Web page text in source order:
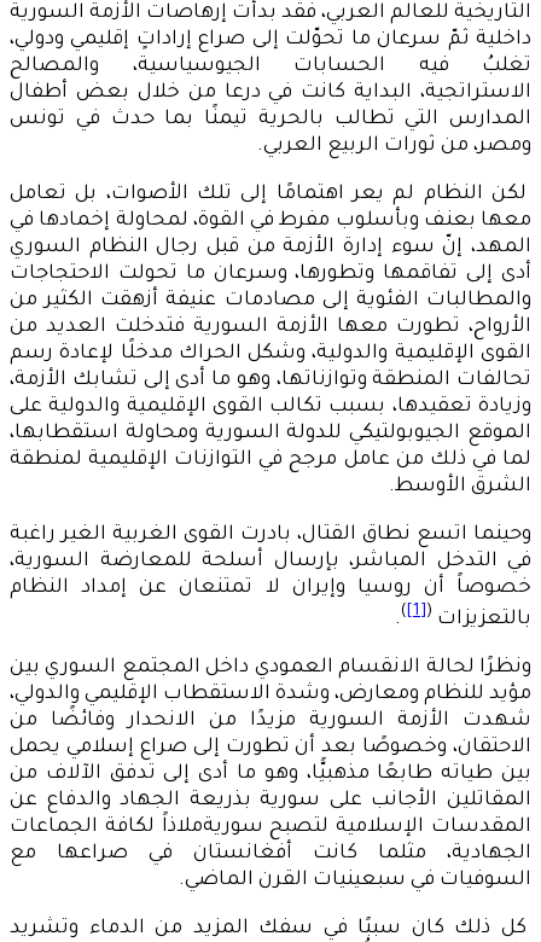
التاريخية للعالم العربي، فقد بدأت إرهاصات الأزمة السورية
داخلية ثمّ سرعان ما تحوّلت إلى صراع إراداتٍ إقليمي ودولي،
تغلبُ فيه الحسابات الجيوسياسية، والمصالح
الاستراتجية، البداية كانت في درعا من خلال بعض أطفال
المدارس التي تطالب بالحرية تيمنًا بما حدث في تونس
ومصر، من ثورات الربيع العربي.
لكن النظام لم يعر اهتمامًا إلى تلك الأصوات، بل تعامل
معها بعنف وبأسلوب مفرط في القوة، لمحاولة إخمادها في
المهد، إنّ سوء إدارة الأزمة من قبل رجال النظام السوري
أدى إلى تفاقمها وتطورها، وسرعان ما تحولت الاحتجاجات
والمطالبات الفئوية إلى مصادمات عنيفة أزهقت الكثير من
الأرواح، تطورت معها الأزمة السورية فتدخلت العديد من
القوى الإقليمية والدولية، وشكل الحراك مدخلًا لإعادة رسم
تحالفات المنطقة وتوازناتها، وهو ما أدى إلى تشابك الأزمة،
وزيادة تعقيدها، بسبب تكالب القوى الإقليمية والدولية على
الموقع الجيوبولتيكي للدولة السورية ومحاولة استقطابها،
لما في ذلك من عامل مرجح في التوازنات الإقليمية لمنطقة
الشرق الأوسط.
وحينما اتسع نطاق القتال، بادرت القوى الغربية الغير راغبة
في التدخل المباشر، بإرسال أسلحة للمعارضة السورية،
خصوصاً أن روسيا وإيران لا تمتنعان عن إمداد النظام
بالتعزيزات (
[1]
)
.
ونظرًا لحالة الانقسام العمودي داخل المجتمع السوري بين
مؤيد للنظام ومعارض، وشدة الاستقطاب الإقليمي والدولي،
شهدت الأزمة السورية مزيدًا من الانحدار وفائضًا من
الاحتقان، وخصوصًا بعد أن تطورت إلى صراع إسلامي يحمل
بين طياته طابعًا مذهبيًّا، وهو ما أدى إلى تدفق الآلاف من
المقاتلين الأجانب على سورية بذريعة الجهاد والدفاع عن
المقدسات الإسلامية لتصبح سوريةملاذاً لكافة الجماعات
الجهادية، مثلما كانت أفغانستان في صراعها مع
السوفيات في سبعينيات القرن الماضي.
كل ذلك كان سببًا في سفك المزيد من الدماء وتشريد